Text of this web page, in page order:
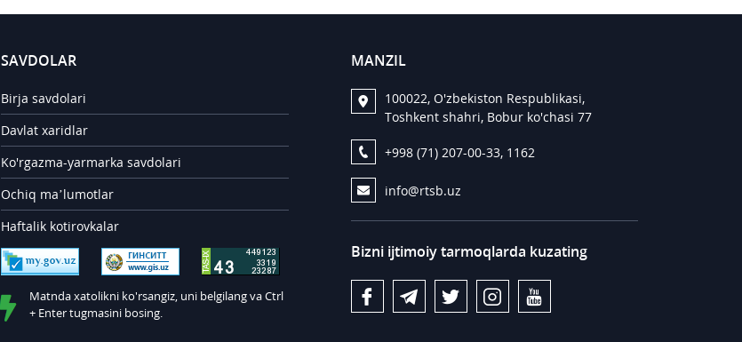
SAVDOLAR
Birja savdolari
Davlat xaridlar
Ko'rgazma-yarmarka savdolari
Ochiq ma’lumotlar
Haftalik kotirovkalar
Matnda xatolikni ko'rsangiz, uni belgilang va Ctrl
+ Enter tugmasini bosing.
MANZIL
100022, O'zbekiston Respublikasi,
Toshkent shahri, Bobur ko'chasi 77
+998 (71) 207-00-33, 1162
info@rtsb.uz
Bizni ijtimoiy tarmoqlarda kuzating